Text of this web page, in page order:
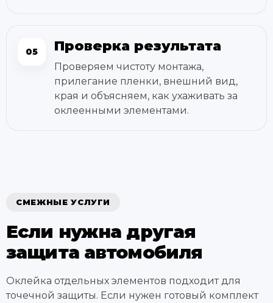
05 Проверка результата
Проверяем чистоту монтажа,
прилегание пленки, внешний вид,
края и объясняем, как ухаживать за
оклеенными элементами.
СМЕЖНЫЕ УСЛУГИ
Если нужна другая
защита автомобиля
Оклейка отдельных элементов подходит для
точечной защиты. Если нужен готовый комплект